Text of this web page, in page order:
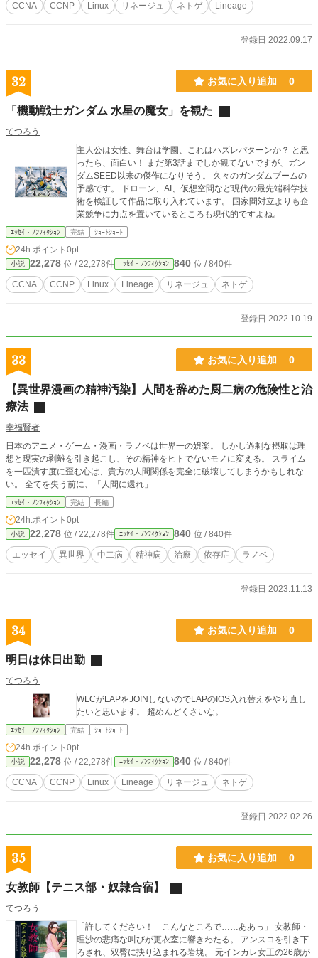
CCNA CCNP Linux リネージュ ネトゲ Lineage
登録日 2022.09.17
32 お気に入り追加 0
「機動戦士ガンダム 水星の魔女」を観た
てつろう
主人公は女性、舞台は学園、これはハズレパターンか？ と思
ったら、面白い！ まだ第3話までしか観てないですが、ガン
ダムSEED以来の傑作になりそう。 久々のガンダムブームの
予感です。 ドローン、AI、仮想空間など現代の最先端科学技
術を検証して作品に取り入れています。 国家間対立よりも企
業競争に力点を置いているところも現代的ですよね。
ｴｯｾｲ・ﾉﾝﾌｨｸｼｮﾝ 完結 ｼｮｰﾄｼｮｰﾄ
24h.ポイント 0pt
小説 22,278 位 / 22,278件 ｴｯｾｲ・ﾉﾝﾌｨｸｼｮﾝ 840 位 / 840件
CCNA CCNP Linux Lineage リネージュ ネトゲ
登録日 2022.10.19
33 お気に入り追加 0
【異世界漫画の精神汚染】人間を辞めた厨二病の危険性と治
療法
幸福賢者
日本のアニメ・ゲーム・漫画・ラノベは世界一の娯楽。 しかし過剰な摂取は理
想と現実の剥離を引き起こし、その精神をヒトでないモノに変える。 スライム
を一匹潰す度に歪む心は、貴方の人間関係を完全に破壊してしまうかもしれな
い。 全てを失う前に、「人間に還れ」
ｴｯｾｲ・ﾉﾝﾌｨｸｼｮﾝ 完結 長編
24h.ポイント 0pt
小説 22,278 位 / 22,278件 ｴｯｾｲ・ﾉﾝﾌｨｸｼｮﾝ 840 位 / 840件
エッセイ 異世界 中二病 精神病 治療 依存症 ラノベ
登録日 2023.11.13
34 お気に入り追加 0
明日は休日出勤
てつろう
WLCがLAPをJOINしないのでLAPのIOS入れ替えをやり直し
たいと思います。 超めんどくさいな。
ｴｯｾｲ・ﾉﾝﾌｨｸｼｮﾝ 完結 ｼｮｰﾄｼｮｰﾄ
24h.ポイント 0pt
小説 22,278 位 / 22,278件 ｴｯｾｲ・ﾉﾝﾌｨｸｼｮﾝ 840 位 / 840件
CCNA CCNP Linux Lineage リネージュ ネトゲ
登録日 2022.02.26
35 お気に入り追加 0
女教師【テニス部・奴隷合宿】
てつろう
「許してください！ こんなところで……ああっ」 女教師・
理沙の悲痛な叫びが更衣室に響きわたる。 アンスコを引き下
ろされ、双臀に抉り込まれる岩塊。 元インカレ女王の26歳が